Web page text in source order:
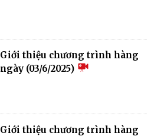
Giới thiệu chương trình hàng
ngày (03/6/2025)
Giới thiệu chương trình hàng